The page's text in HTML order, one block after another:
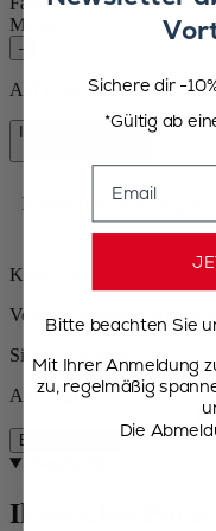
Menge
–
Auf Lager und bereit, zu
In den Warenkorb
Kostenlose Lieferung bei
Kostenlose Rücksendungen
Versand innerhalb von 24
Sichere Zahlung
Auf Lager
Beschreibung
Ikonisches Paris
Sichere dir -
*Gültig ab
Email
Bitte beachten Sie
Mit Ihrer Anmeldung
zu, regelmäßig
Die